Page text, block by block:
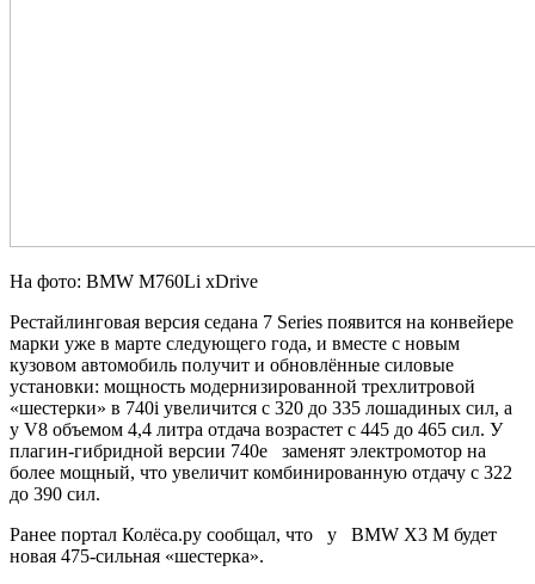
На фото: BMW M760Li xDrive
Рестайлинговая версия седана 7 Series появится на конвейере
марки уже в марте следующего года, и вместе с новым
кузовом автомобиль получит и обновлённые силовые
установки: мощность модернизированной трехлитровой
«шестерки» в 740i увеличится с 320 до 335 лошадиных сил, а
у V8 объемом 4,4 литра отдача возрастет с 445 до 465 сил. У
плагин-гибридной версии 740e заменят электромотор на
более мощный, что увеличит комбинированную отдачу с 322
до 390 сил.
Ранее портал Колёса.ру сообщал, что у BMW X3 M будет
новая 475-сильная «шестерка».